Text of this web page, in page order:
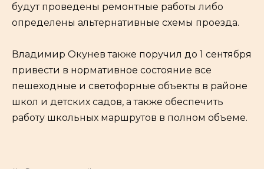
будут проведены ремонтные работы либо
определены альтернативные схемы проезда.
Владимир Окунев также поручил до 1 сентября
привести в нормативное состояние все
пешеходные и светофорные объекты в районе
школ и детских садов, а также обеспечить
работу школьных маршрутов в полном объеме.